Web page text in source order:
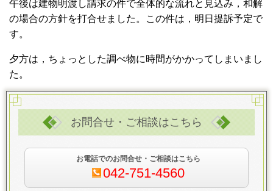
午後は建物明渡し請求の件で全体的な流れと見込み，和解
の場合の方針を打合せました。この件は，明日提訴予定で
す。
夕方は，ちょっとした調べ物に時間がかかってしまいまし
た。
お問合せ・ご相談はこちら
お電話でのお問合せ・ご相談はこちら
042-751-4560